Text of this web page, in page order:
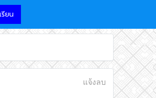
รียน
แจ้งลบ